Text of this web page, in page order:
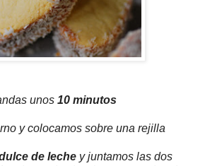
unos 10 minutos
y colocamos sobre una rejilla
de leche y juntamos las dos